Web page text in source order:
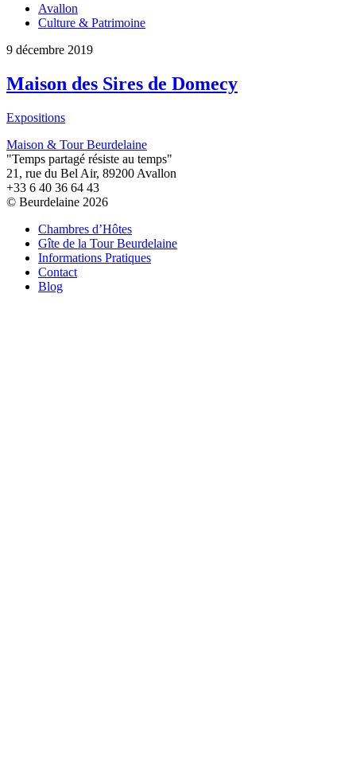
Avallon
Culture & Patrimoine
9 décembre 2019
Maison des Sires de Domecy
Expositions
Maison & Tour Beurdelaine
"Temps partagé résiste au temps"
21, rue du Bel Air, 89200 Avallon
+33 6 40 36 64 43
© Beurdelaine 2026
Chambres d’Hôtes
Gîte de la Tour Beurdelaine
Informations Pratiques
Contact
Blog